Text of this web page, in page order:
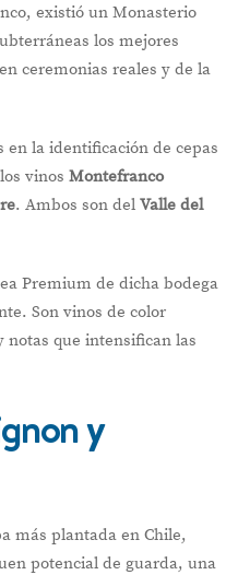
existió un Monasterio
los mejores
ceremonias reales y de la
en la identificación de cepas
vinos Montefranco
. Ambos son del Valle del
Premium de dicha bodega
Son vinos de color
notas que intensifican las
y
más plantada en Chile,
potencial de guarda, una